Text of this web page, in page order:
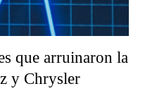
que arruinaron la
y Chrysler